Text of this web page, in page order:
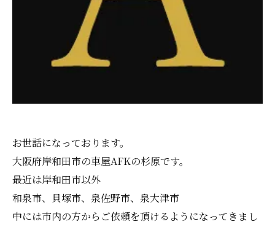
お世話になっております。
大阪府岸和田市の車屋AFKの杉原です。
最近は岸和田市以外
和泉市、貝塚市、泉佐野市、泉大津市
中には市内の方からご依頼を頂けるようになってきまし